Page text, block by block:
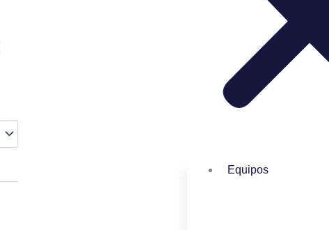
Equipos